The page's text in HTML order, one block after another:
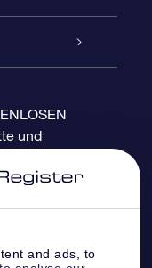
and ads, to
und